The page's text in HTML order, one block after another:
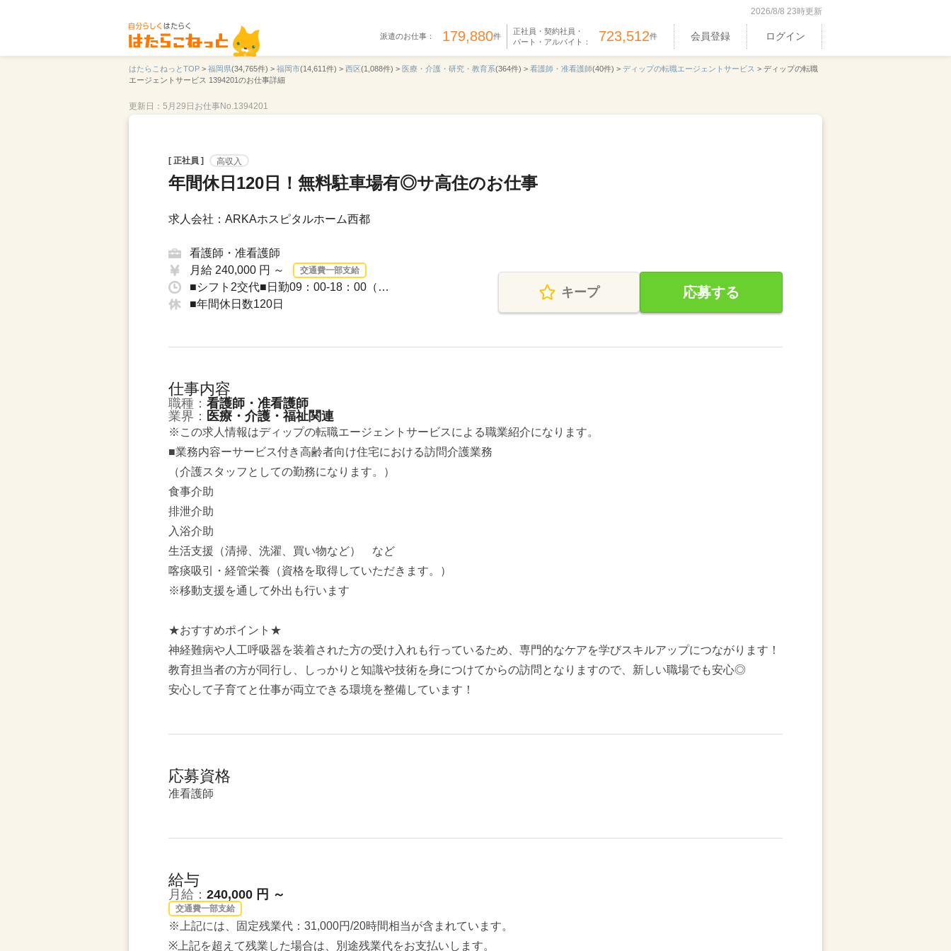
2026/8/8 23時更新
派遣のお仕事： 179,880件
正社員・契約社員・
パート・アルバイト： 723,512件 会員登録 ログイン
はたらこねっとTOP > 福岡県(34,765件) > 福岡市(14,611件) > 西区(1,088件) > 医療・介護・研究・教育系(364件) > 看護師・准看護師(40件) > ディップの転職エージェントサービス > ディップの転職
エージェントサービス 1394201のお仕事詳細
更新日：5月29日 お仕事No.1394201
[ 正社員 ] 高収入
年間休日120日！無料駐車場有◎サ高住のお仕事
求人会社：ARKAホスピタルホーム西都
看護師・准看護師
月給 240,000 円 ～
交通費一部支給
■シフト2交代■日勤09：00-18：00（…
■年間休日数120日
キープ 応募する
仕事内容
職種： 看護師・准看護師
業界： 医療・介護・福祉関連
※この求人情報はディップの転職エージェントサービスによる職業紹介になります。
■業務内容ーサービス付き高齢者向け住宅における訪問介護業務
（介護スタッフとしての勤務になります。）
食事介助
排泄介助
入浴介助
生活支援（清掃、洗濯、買い物など） など
喀痰吸引・経管栄養（資格を取得していただきます。）
※移動支援を通して外出も行います
★おすすめポイント★
神経難病や人工呼吸器を装着された方の受け入れも行っているため、専門的なケアを学びスキルアップにつながります！
教育担当者の方が同行し、しっかりと知識や技術を身につけてからの訪問となりますので、新しい職場でも安心◎
安心して子育てと仕事が両立できる環境を整備しています！
応募資格
准看護師
給与
月給： 240,000 円 ～
交通費一部支給
※上記には、固定残業代：31,000円/20時間相当が含まれています。
※上記を超えて残業した場合は、別途残業代をお支払いします。